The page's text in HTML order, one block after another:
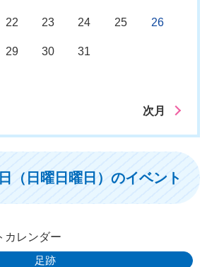
22 23 24 25 26
29 30 31
次月
（日曜日曜日）のイベント
カレンダー
足跡